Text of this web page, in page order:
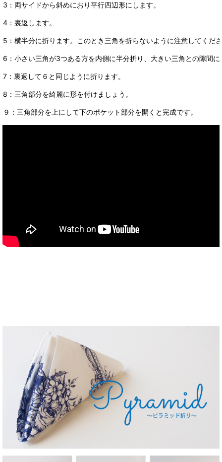
3：両サイドから斜めにおり平行四辺形にします。
4：裏返します。
5：横半分に折ります。このとき三角を折らないように注意してくだ
6：小さい三角が3つある方を内側に半分折り、大きい三角との隙間に
7：裏返して６と同じように折ります。
8：三角部分を綺麗に形を付けましょう。
９：三角部分を上にして下のポケット部分を開くと完成です。